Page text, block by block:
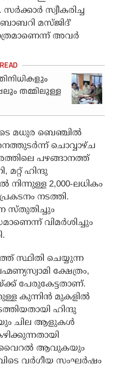
സ്വീകരിച്ച
ബാബറി മസ്ജിദ്’
അവർ
തമ്മിലുള്ള
മധുര ബെഞ്ചിൽ
ചൊവ്വാഴ്ച
പഴങ്ങാനത്ത്
മറ്റ് ഹിന്ദു
2,000-ലധികം
നടത്തി.
സ്തുതിച്ചും
വിമർശിച്ചും
സ്ഥിതി ചെയ്യുന്ന
ക്ഷേത്രം,
പേരുകേട്ടതാണ്.
കുന്നിൻ മുകളിൽ
ഹിന്ദു
ചില ആളുകൾ
വൈറൽ ആവുകയും
വർഗീയ സംഘർഷം